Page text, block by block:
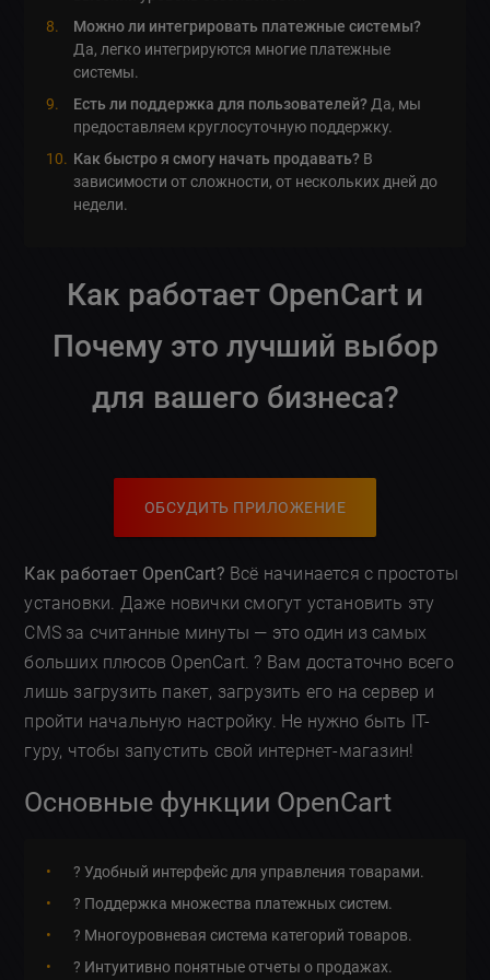
Можно ли интегрировать платежные системы?
Да, легко интегрируются многие платежные
системы.
Есть ли поддержка для пользователей? Да, мы
предоставляем круглосуточную поддержку.
Как быстро я смогу начать продавать? В
зависимости от сложности, от нескольких дней до
недели.
Как работает OpenCart и
Почему это лучший выбор
для вашего бизнеса?
ОБСУДИТЬ ПРИЛОЖЕНИЕ
Как работает OpenCart? Всё начинается с простоты
установки. Даже новички смогут установить эту
CMS за считанные минуты — это один из самых
больших плюсов OpenCart. ? Вам достаточно всего
лишь загрузить пакет, загрузить его на сервер и
пройти начальную настройку. Не нужно быть IT-
гуру, чтобы запустить свой интернет-магазин!
Основные функции OpenCart
?️ Удобный интерфейс для управления товарами.
? Поддержка множества платежных систем.
? Многоуровневая система категорий товаров.
? Интуитивно понятные отчеты о продажах.